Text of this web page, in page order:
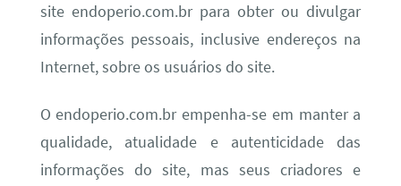
site endoperio.com.br para obter ou divulgar
informações pessoais, inclusive endereços na
Internet, sobre os usuários do site.
O endoperio.com.br empenha-se em manter a
qualidade, atualidade e autenticidade das
informações do site, mas seus criadores e